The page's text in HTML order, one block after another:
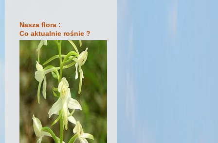
Nasza flora :
Co aktualnie rośnie ?